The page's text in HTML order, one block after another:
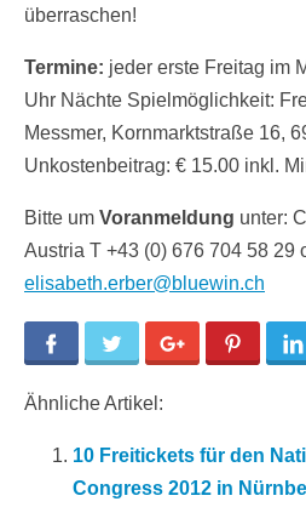
überraschen!
Termine: jeder erste Freitag im
Uhr Nächte Spielmöglichkeit:
Messmer, Kornmarktstraße 16,
Unkostenbeitrag: € 15.00 inkl.
Bitte um Voranmeldung unter:
Austria T +43 (0) 676 704 58 29
elisabeth.erber@bluewin.ch
Facebook Twitter Google+ Pinterest
Ähnliche Artikel:
10 Freitickets für den
Congress 2012 in